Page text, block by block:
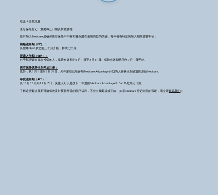
红蓝卡开放注册
医疗保险登记：重要截止日期及其重要性
按时加入 Medicare 是确保医疗保险不中断和避免潜在逾期罚款的关键。每年都有特定的加入期限需要牢记：
初始注册期（IEP）：
从您年满 65 岁之前三个月开始，持续七个月。
普通入学期（GEP）：
对于那些错过首次投保的人，保险有效期为 1 月 1 日至 3 月 31 日。保险有效期从同年 7 月 1 日开始。
医疗保险优势计划开放注册：
此外，从 1 月 1 日到 3 月 31 日，允许那些已经参加 Medicare Advantage 计划的人转换计划或返回原始 Medicare。
年度注册期（AEP）：
从 10 月 15 日到 12 月 7 日，受益人可以更改下一年度的 Medicare Advantage 和 Part D 处方药计划。
了解这些截止日期可确保您及时获得所需的医疗福利，不会出现延误或罚款。如需 Medicare 登记方面的帮助，请立即联系我们！